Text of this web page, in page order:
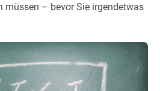
müssen – bevor Sie irgendetwas